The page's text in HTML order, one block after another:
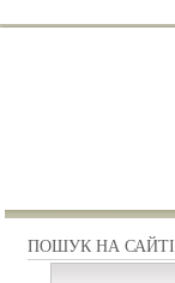
ПОШУК НА САЙТІ